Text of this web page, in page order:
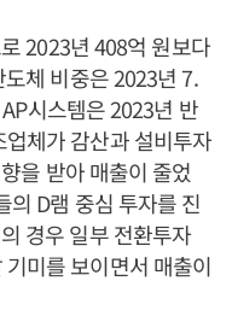
2023년 408억 원보다
체 비중은 2023년 7.
시스템은 2023년 반
체가 감산과 설비투자
을 받아 매출이 줄었
의 D램 중심 투자를 진
경우 일부 전환투자
미를 보이면서 매출이